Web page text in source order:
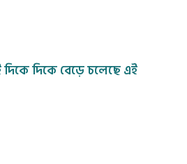
দিকে বেড়ে চলেছে এই